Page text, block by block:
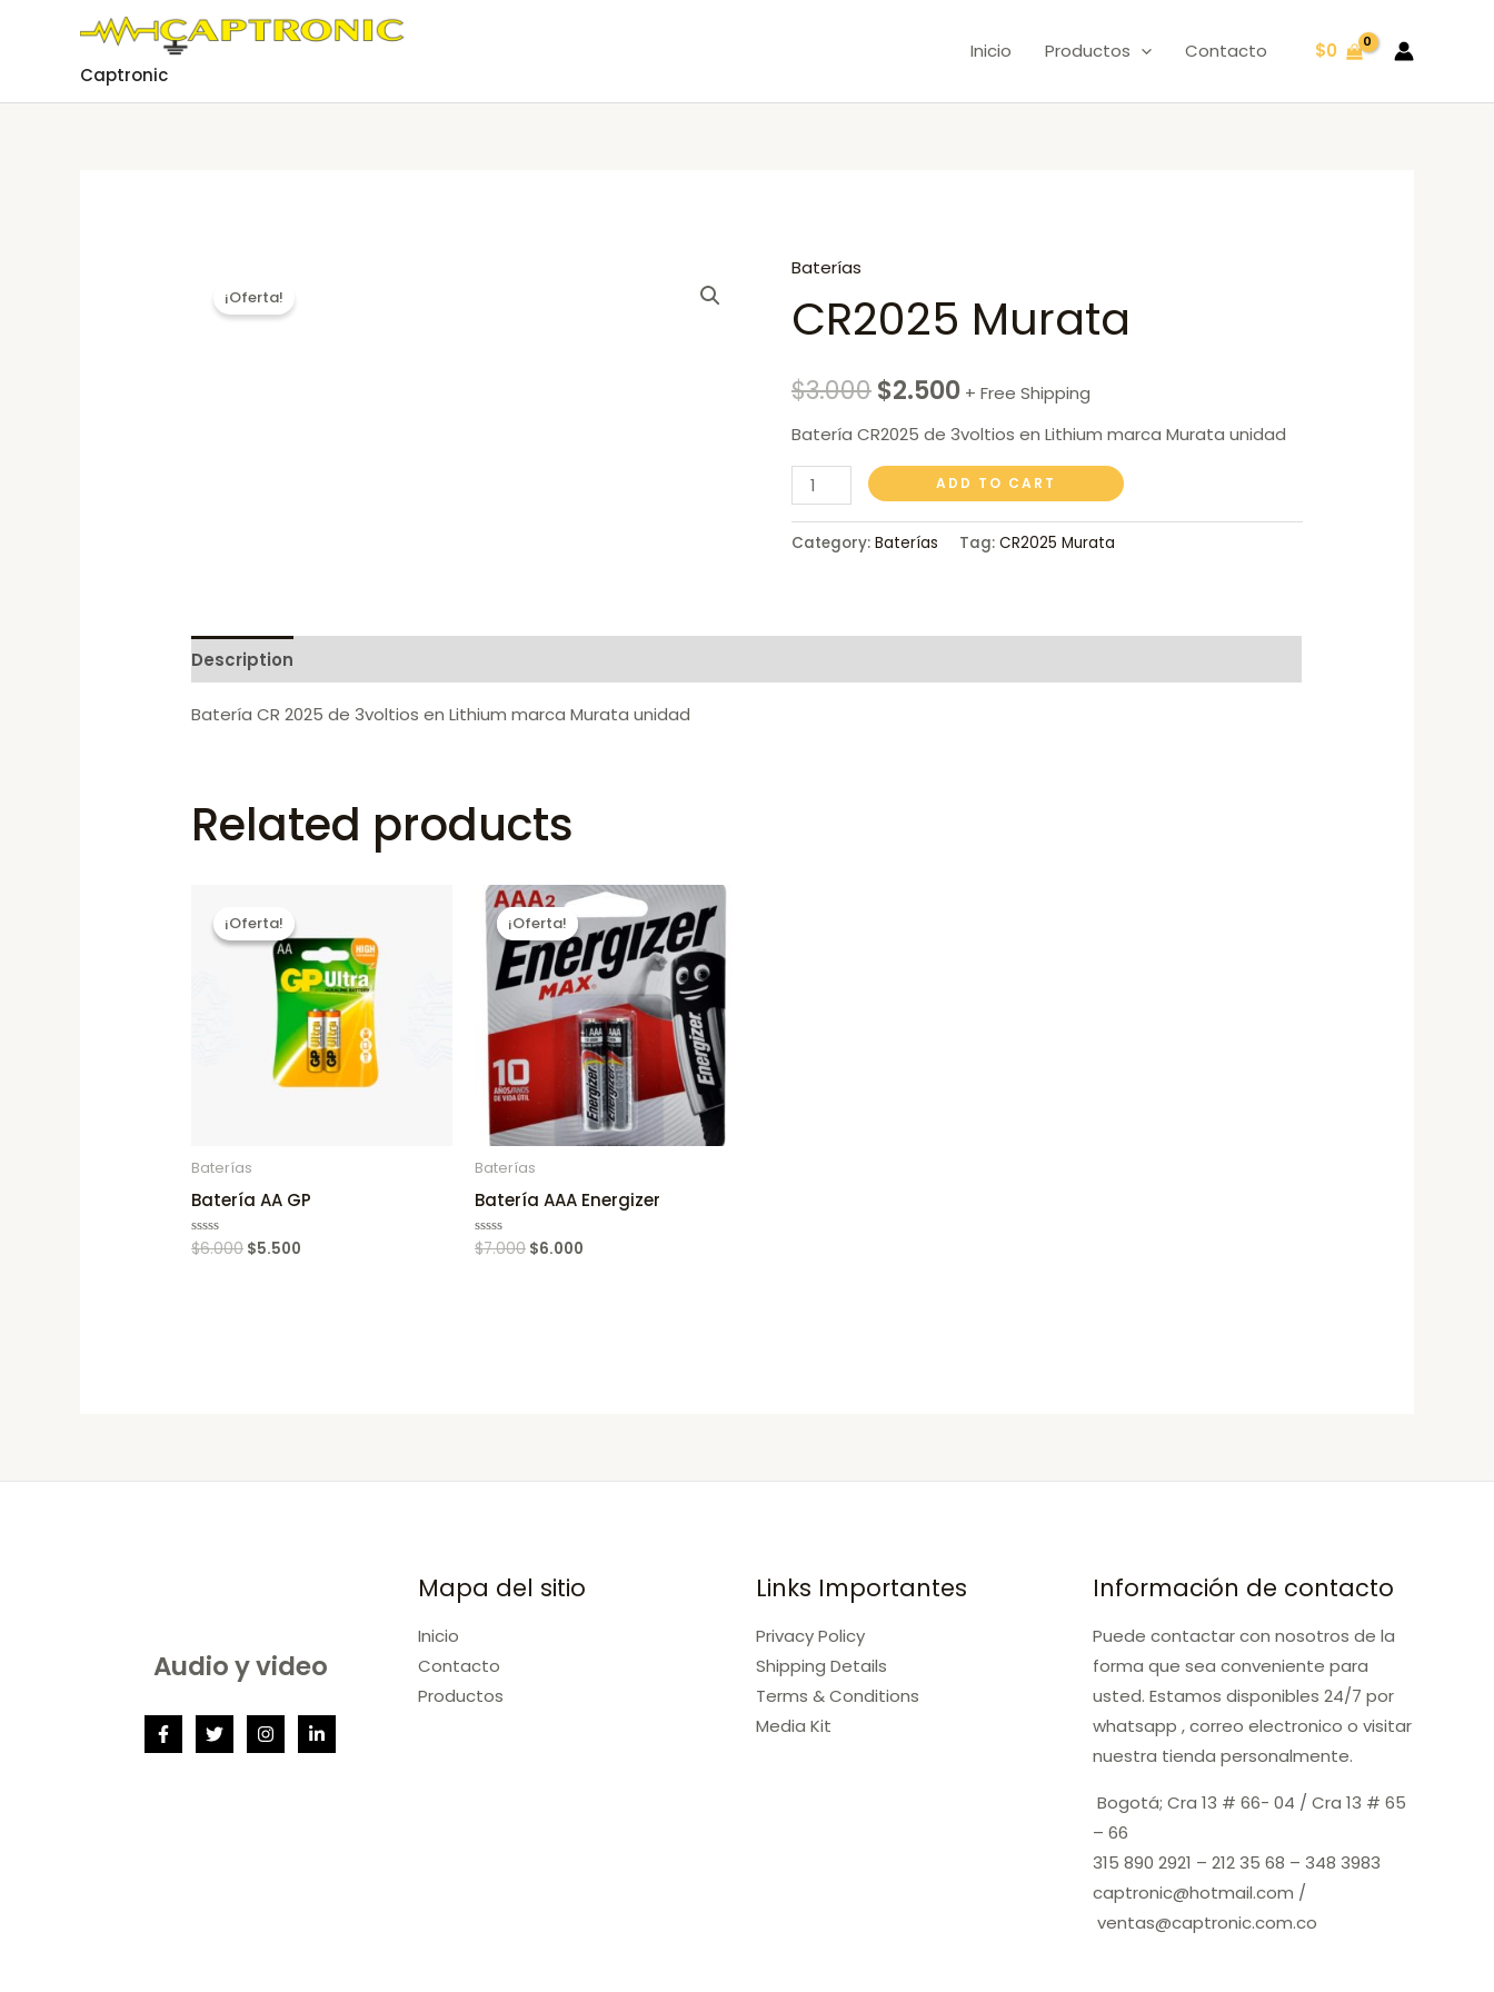
contenidoCaptronic
Inicio Productos Contacto $0
¡Oferta!
Baterías
CR2025 Murata
$3.000$2.500 + Free Shipping
Batería CR2025 de 3voltios en Lithium marca Murata unidad
CR2025
Murata
quantity
ADD TO CART
Category: Baterías Tag: CR2025 Murata
Description
Batería CR 2025 de 3voltios en Lithium marca Murata unidad
Related products
¡Oferta!
¡Oferta!
Baterías
Batería AA GP
Rated
0
$6.000 $5.500
¡Oferta!
¡Oferta!
Baterías
Batería AAA Energizer
Rated
0
$7.000 $6.000
Audio y video
Mapa del sitio
Inicio
Contacto
Productos
Links Importantes
Privacy Policy
Shipping Details
Terms & Conditions
Media Kit
Información de contacto
Puede contactar con nosotros de la
forma que sea conveniente para
usted. Estamos disponibles 24/7 por
whatsapp , correo electronico o visitar
nuestra tienda personalmente.
Bogotá; Cra 13 # 66- 04 / Cra 13 # 65
– 66
315 890 2921 – 212 35 68 – 348 3983
captronic@hotmail.com /
ventas@captronic.com.co